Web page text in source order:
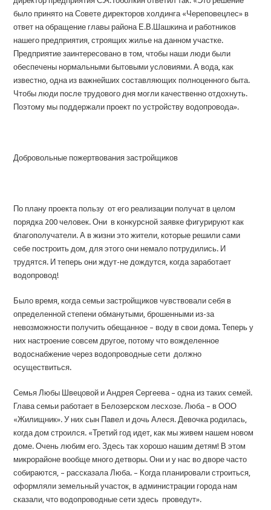
было принято на Совете директоров холдинга «Череповецлес» в
ответ на обращение главы района Е.В.Шашкина и работников
нашего предприятия, строящих жилье на данном участке.
Предприятие заинтересовано в том, чтобы наши люди были
обеспечены нормальными бытовыми условиями. А вода, как
известно, одна из важнейших составляющих полноценного быта.
Чтобы люди после трудового дня могли качественно отдохнуть.
Поэтому мы поддержали проект по устройству водопровода».
Добровольные пожертвования застройщиков
По плану проекта пользу от его реализации получат в целом
порядка 200 человек. Они в конкурсной заявке фигурируют как
благополучатели. А в жизни это жители, которые решили сами
себе построить дом, для этого они немало потрудились. И
трудятся. И теперь они ждут-не дождутся, когда заработает
водопровод!
Было время, когда семьи застройщиков чувствовали себя в
определенной степени обманутыми, брошенными из-за
невозможности получить обещанное – воду в свои дома. Теперь у
них настроение совсем другое, потому что вожделенное
водоснабжение через водопроводные сети должно
осуществиться.
Семья Любы Швецовой и Андрея Сергеева – одна из таких семей.
Глава семьи работает в Белозерском лесхозе. Люба – в ООО
«Жилищник». У них сын Павел и дочь Алеся. Девочка родилась,
когда дом строился. «Третий год идет, как мы живем нашем новом
доме. Очень любим его. Здесь так хорошо нашим детям! В этом
микрорайоне вообще много детворы. Они и у нас во дворе часто
собираются, – рассказала Люба. – Когда планировали строиться,
оформляли земельный участок, в администрации города нам
сказали, что водопроводные сети здесь проведут».